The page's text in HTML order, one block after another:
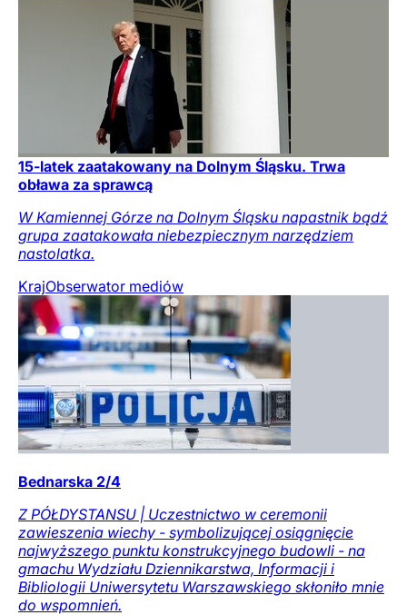
15-latek zaatakowany na Dolnym Śląsku. Trwa
obława za sprawcą
W Kamiennej Górze na Dolnym Śląsku napastnik bądź
grupa zaatakowała niebezpiecznym narzędziem
nastolatka.
KrajObserwator mediów
Bednarska 2/4
Z PÓŁDYSTANSU | Uczestnictwo w ceremonii
zawieszenia wiechy - symbolizującej osiągnięcie
najwyższego punktu konstrukcyjnego budowli - na
gmachu Wydziału Dziennikarstwa, Informacji i
Bibliologii Uniwersytetu Warszawskiego skłoniło mnie
do wspomnień.